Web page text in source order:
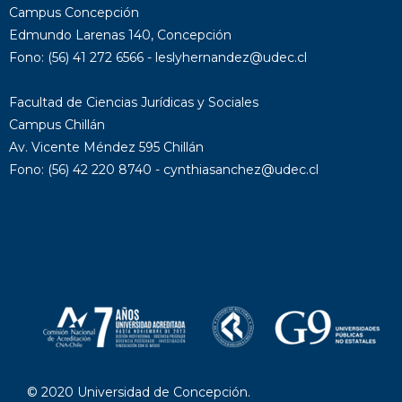
Campus Concepción
Edmundo Larenas 140, Concepción
Fono: (56) 41 272 6566 - leslyhernandez@udec.cl
Facultad de Ciencias Jurídicas y Sociales
Campus Chillán
Av. Vicente Méndez 595 Chillán
Fono: (56) 42 220 8740 - cynthiasanchez@udec.cl
© 2020 Universidad de Concepción.